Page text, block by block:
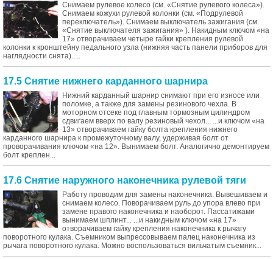
Снимаем рулевое колесо (см. «Снятие рулевого колеса»).
Снимаем кожухи рулевой колонки (см. «Подрулевой
переключатель»). Снимаем выключатель зажигания (см.
«Снятие выключателя зажигания» ). Накидным ключом «на
17» отворачиваем четыре гайки крепления рулевой
колонки к кронштейну педального узла (нижняя часть панели приборов для
наглядности снята).....
17.5 Снятие нижнего карданного шарнира
Нижний карданный шарнир снимают при его износе или
поломке, а также для замены резинового чехла. В
моторном отсеке под главным тормозным цилиндром
сдвигаем вверх по валу резиновый чехол... ...и ключом «на
13» отворачиваем гайку болта крепления нижнего
карданного шарнира к промежуточному валу, удерживая болт от
проворачивания ключом «на 12». Вынимаем болт. Аналогично демонтируем
болт креплен...
17.6 Снятие наружного наконечника рулевой тяги
Работу проводим для замены наконечника. Вывешиваем и
снимаем колесо. Поворачиваем руль до упора влево при
замене правого наконечника и наоборот. Пассатижами
вынимаем шплинт... ...и накидным ключом «на 17»
отворачиваем гайку крепления наконечника к рычагу
поворотного кулака. Съемником выпрессовываем палец наконечника из
рычага поворотного кулака. Можно воспользоваться вильчатым съемник...